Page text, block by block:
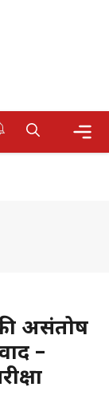
असंतोष
–